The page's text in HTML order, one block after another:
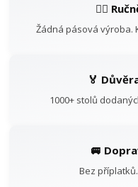
👷‍♂️
Žádná pásová výroba.
🏅
1000+ stolů
🚐
Bez